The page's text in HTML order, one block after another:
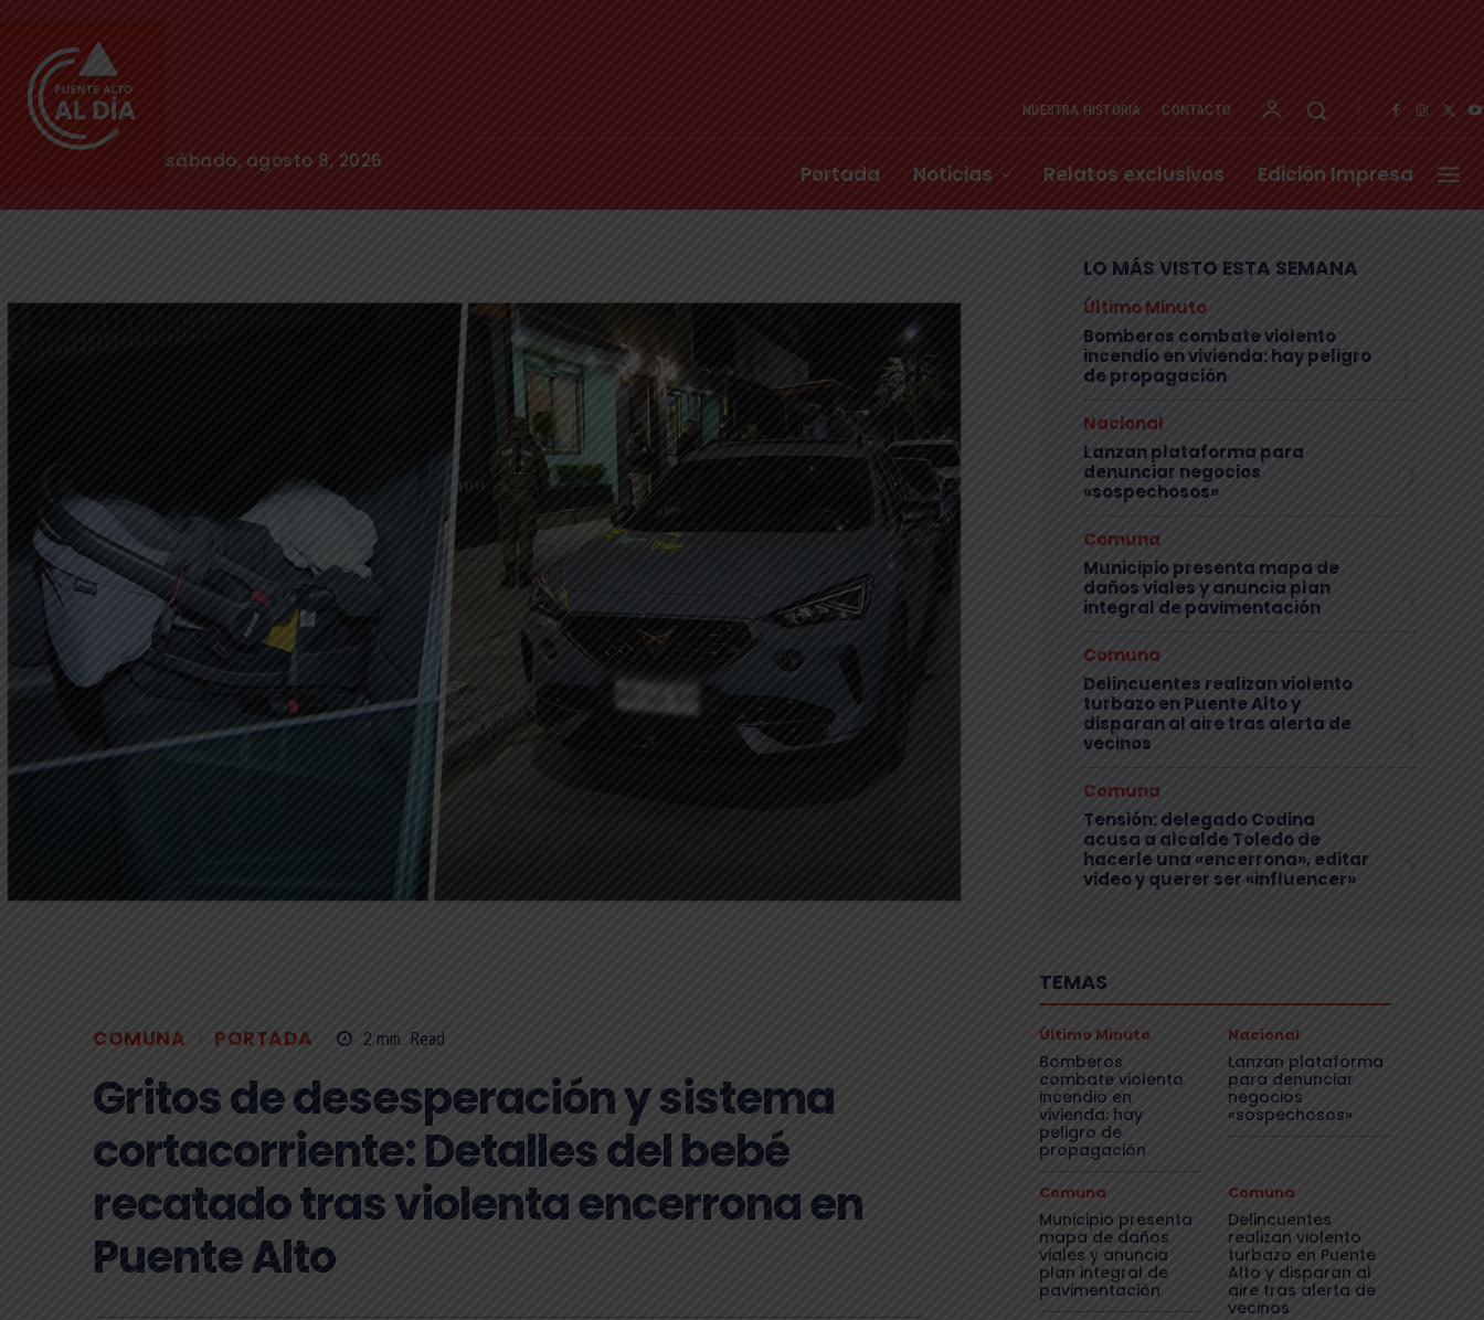
sábado, agosto 8, 2026
NUESTRA HISTORIA CONTACTO
Portada Noticias Relatos exclusivos Edición Impresa
COMUNA PORTADA 2 min. Read
Gritos de desesperación y sistema
cortacorriente: Detalles del bebé
recatado tras violenta encerrona en
Puente Alto
LO MÁS VISTO ESTA SEMANA
Último Minuto
Bomberos combate violento
incendio en vivienda: hay peligro
de propagación
Nacional
Lanzan plataforma para
denunciar negocios
«sospechosos»
Comuna
Municipio presenta mapa de
daños viales y anuncia plan
integral de pavimentación
Comuna
Delincuentes realizan violento
turbazo en Puente Alto y
disparan al aire tras alerta de
vecinos
Comuna
Tensión: delegado Codina
acusa a alcalde Toledo de
hacerle una «encerrona», editar
video y querer ser «influencer»
TEMAS
Último Minuto
Bomberos
combate violento
incendio en
vivienda: hay
peligro de
propagación
Nacional
Lanzan plataforma
para denunciar
negocios
«sospechosos»
Comuna
Municipio presenta
mapa de daños
viales y anuncia
plan integral de
pavimentación
Comuna
Delincuentes
realizan violento
turbazo en Puente
Alto y disparan al
aire tras alerta de
vecinos